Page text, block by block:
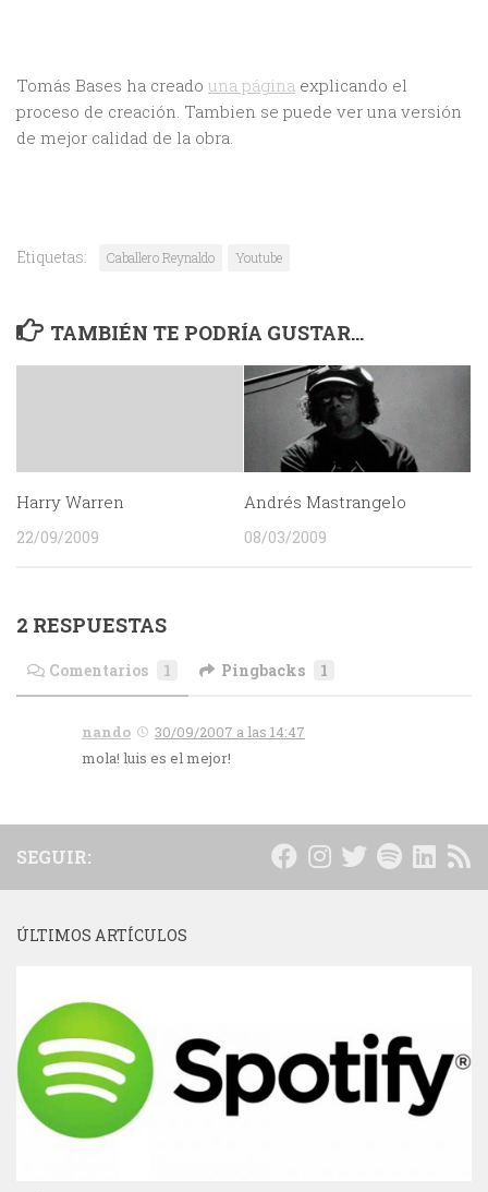
Tomás Bases ha creado una página explicando el
proceso de creación. Tambien se puede ver una versión
de mejor calidad de la obra.
Etiquetas: Caballero Reynaldo Youtube
TAMBIÉN TE PODRÍA GUSTAR...
Harry Warren
22/09/2009
Andrés Mastrangelo
08/03/2009
2 RESPUESTAS
Comentarios 1 Pingbacks 1
nando
30/09/2007 a las 14:47
mola! luis es el mejor!
SEGUIR:
ÚLTIMOS ARTÍCULOS